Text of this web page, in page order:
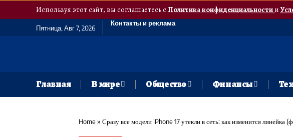
Используя этот сайт, вы соглашаетесь сПолитика конфиденциальностии
Пятница, Авг 7, 2026
Контакты и реклама
Главная В мире Общество Финансы
Home» Сразу все модели iPhone 17 утекли в сеть: как изменится линейка